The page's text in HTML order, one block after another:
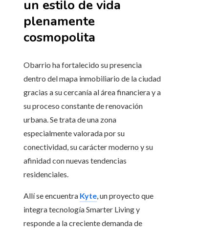
un estilo de vida
plenamente
cosmopolita
Obarrio ha fortalecido su presencia
dentro del mapa inmobiliario de la ciudad
gracias a su cercanía al área financiera y a
su proceso constante de renovación
urbana. Se trata de una zona
especialmente valorada por su
conectividad, su carácter moderno y su
afinidad con nuevas tendencias
residenciales.
Allí se encuentra Kyte, un proyecto que
integra tecnología Smarter Living y
responde a la creciente demanda de